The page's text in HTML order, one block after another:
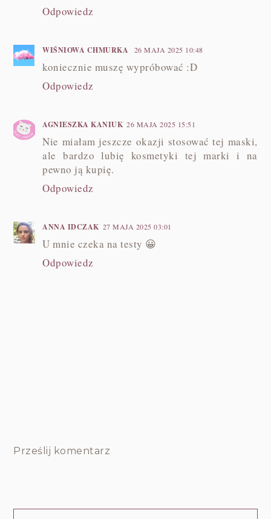
Odpowiedz
WIŚNIOWA CHMURKA 26 MAJA 2025 10:48
koniecznie muszę wypróbować :D
Odpowiedz
AGNIESZKA KANIUK 26 MAJA 2025 15:51
Nie miałam jeszcze okazji stosować tej maski,
ale bardzo lubię kosmetyki tej marki i na
pewno ją kupię.
Odpowiedz
ANNA IDCZAK 27 MAJA 2025 03:01
U mnie czeka na testy 😀
Odpowiedz
Prześlij komentarz